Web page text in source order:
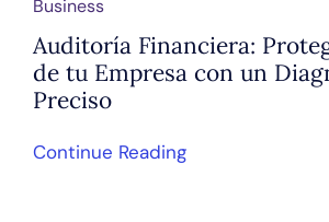
Business
Auditoría Financiera:
de tu Empresa con un
Preciso
Continue Reading